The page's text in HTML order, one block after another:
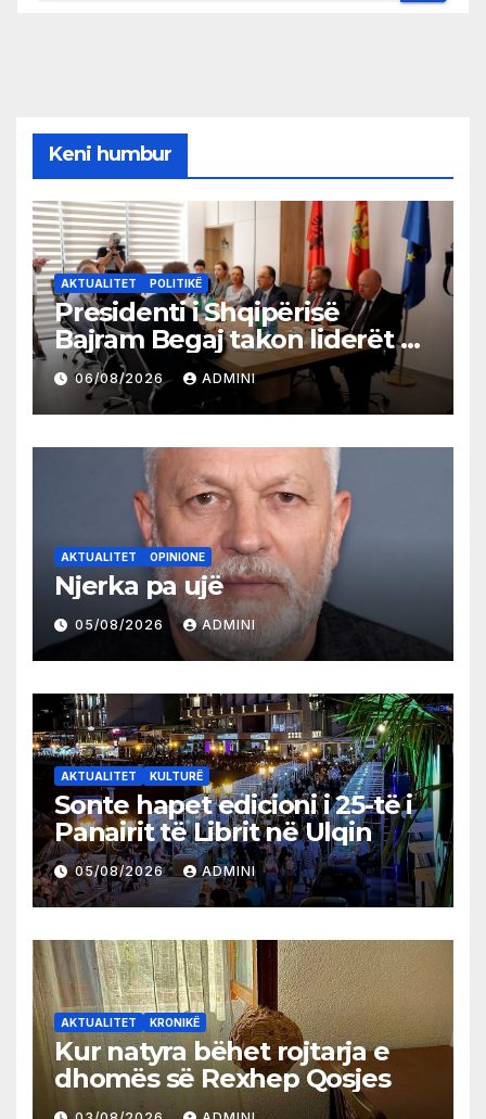
Keni humbur
AKTUALITET POLITIKË
Presidenti i Shqipërisë
Bajram Begaj takon liderët e
partive shqiptare në Ulqin
06/08/2026 ADMINI
AKTUALITET OPINIONE
Njerka pa ujë
05/08/2026 ADMINI
AKTUALITET KULTURË
Sonte hapet edicioni i 25-të i
Panairit të Librit në Ulqin
05/08/2026 ADMINI
AKTUALITET KRONIKË
Kur natyra bëhet rojtarja e
dhomës së Rexhep Qosjes